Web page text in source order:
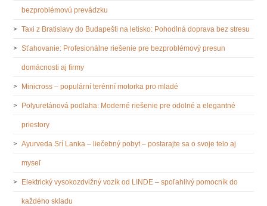
bezproblémovú prevádzku
Taxi z Bratislavy do Budapešti na letisko: Pohodlná doprava bez stresu
Sťahovanie: Profesionálne riešenie pre bezproblémový presun
domácnosti aj firmy
Minicross – populární terénní motorka pro mladé
Polyuretánová podlaha: Moderné riešenie pre odolné a elegantné
priestory
Ayurveda Srí Lanka – liečebný pobyt – postarajte sa o svoje telo aj
myseľ
Elektrický vysokozdvižný vozík od LINDE – spoľahlivý pomocník do
každého skladu